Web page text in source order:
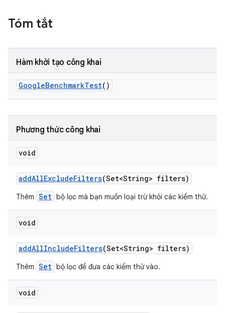
Tóm tắt
Hàm khởi tạo công khai
GoogleBenchmarkTest()
Phương thức công khai
void
addAllExcludeFilters(Set<String> filters)
Thêm Set bộ lọc mà bạn muốn loại trừ khỏi các kiểm thử.
void
addAllIncludeFilters(Set<String> filters)
Thêm Set bộ lọc để đưa các kiểm thử vào.
void